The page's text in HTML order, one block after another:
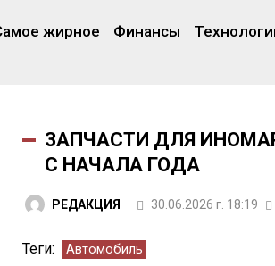
жирное Финансы
ЗАПЧАСТИ ДЛЯ
С НАЧАЛА ГОДА
РЕДАКЦИЯ 30.06.2026 г. 18:19
Теги: Автомобиль